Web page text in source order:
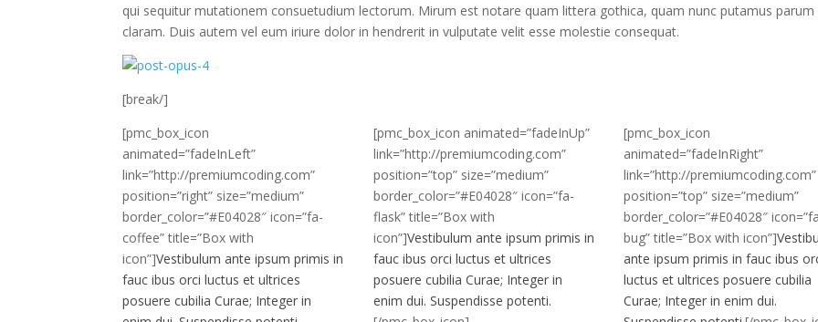
qui sequitur mutationem consuetudium lectorum. Mirum est notare quam littera gothica, quam nunc putamus parum
claram. Duis autem vel eum iriure dolor in hendrerit in vulputate velit esse molestie consequat.
[break/]
[pmc_box_icon
animated=”fadeInLeft”
link=”http://premiumcoding.com”
position=”right” size=”medium”
border_color=”#E04028″ icon=”fa-
coffee” title=”Box with
icon”]Vestibulum ante ipsum primis in
fauc ibus orci luctus et ultrices
posuere cubilia Curae; Integer in
[pmc_box_icon animated=”fadeInUp”
link=”http://premiumcoding.com”
position=”top” size=”medium”
border_color=”#E04028″ icon=”fa-
flask” title=”Box with
icon”]Vestibulum ante ipsum primis in
fauc ibus orci luctus et ultrices
posuere cubilia Curae; Integer in
enim dui. Suspendisse potenti.
[pmc_box_icon
animated=”fadeInRight”
link=”http://premiumcoding.com”
position=”top” size=”medium”
border_color=”#E04028″
bug” title=”Box with icon”]
ante ipsum primis in fauc ibus
luctus et ultrices posuere cubilia
Curae; Integer in enim dui.